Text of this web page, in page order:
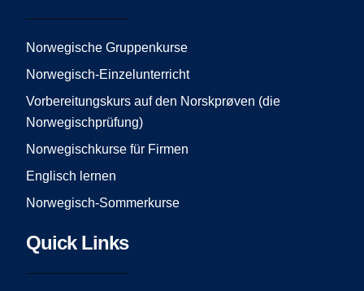
o
o
g
r
m
e
Norwegische Gruppenkurse
Norwegisch-Einzelunterricht
Vorbereitungskurs auf den Norskprøven (die
Norwegischprüfung)
Norwegischkurse für Firmen
Englisch lernen
Norwegisch-Sommerkurse
Quick Links